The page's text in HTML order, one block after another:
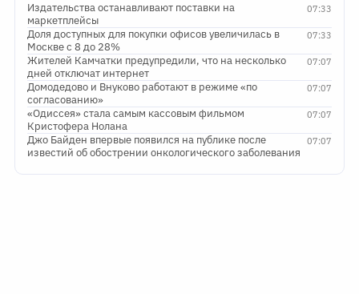
07:33
Издательства останавливают поставки на
маркетплейсы
07:33
Доля доступных для покупки офисов увеличилась в
Москве с 8 до 28%
07:07
Жителей Камчатки предупредили, что на несколько
дней отключат интернет
07:07
Домодедово и Внуково работают в режиме «по
согласованию»
07:07
«Одиссея» стала самым кассовым фильмом
Кристофера Нолана
07:07
Джо Байден впервые появился на публике после
известий об обострении онкологического заболевания